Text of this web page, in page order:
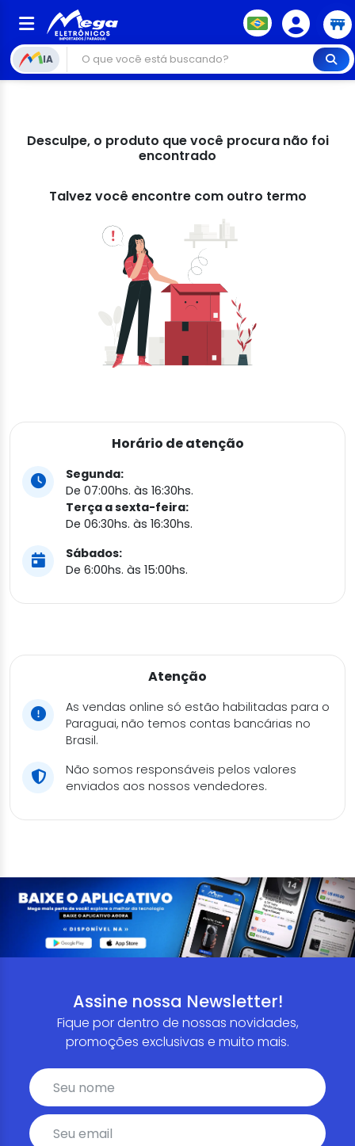
IA
Desculpe, o produto que você procura não foi
encontrado
Talvez você encontre com outro termo
Horário de atenção
Segunda:
De 07:00hs. às 16:30hs.
Terça a sexta-feira:
De 06:30hs. às 16:30hs.
Sábados:
De 6:00hs. às 15:00hs.
Atenção
As vendas online só estão habilitadas para o
Paraguai, não temos contas bancárias no
Brasil.
Não somos responsáveis pelos valores
enviados aos nossos vendedores.
Assine nossa Newsletter!
Fique por dentro de nossas novidades,
promoções exclusivas e muito mais.